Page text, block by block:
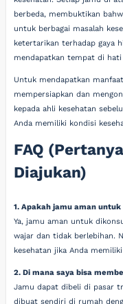
berbeda, membuktikan
untuk berbagai masalah
ketertarikan terhadap gaya
mendapatkan tempat di
Untuk mendapatkan
mempersiapkan dan
kepada ahli kesehatan
Anda memiliki kondisi
FAQ
Diajukan)
1. Apakah jamu aman
Ya, jamu aman untuk
wajar dan tidak berlebihan.
kesehatan jika Anda
2. Di mana saya bisa
Jamu dapat dibeli di pasar
dibuat sendiri di rumah